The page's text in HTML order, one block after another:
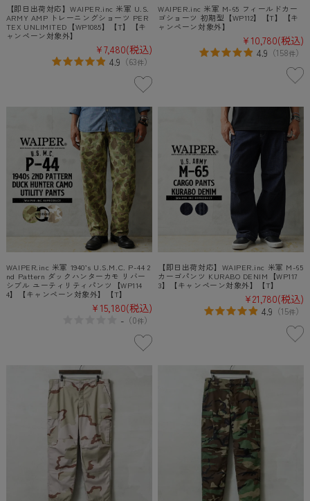
【即日出荷対応】WAIPER.inc 米軍 U.S.
ARMY AMP トレーニングショーツ PER
TEX UNLIMITED【WP1085】【T】【キ
ャンペーン対象外】
¥7,480(税込)
4.9 （63件）
WAIPER.inc 米軍 M-65 フィールドカー
ゴショーツ 初期型【WP112】【T】【キ
ャンペーン対象外】
¥10,780(税込)
4.9 （158件）
WAIPER.inc 米軍 1940’s U.S.M.C. P-44 2
nd Pattern ダックハンターカモ リバー
シブル ユーティリティパンツ【WP114
4】【キャンペーン対象外】【T】
¥15,180(税込)
-（0件）
【即日出荷対応】WAIPER.inc 米軍 M-65
カーゴパンツ KURABO DENIM【WP117
3】【キャンペーン対象外】【T】
¥21,780(税込)
4.9 （15件）